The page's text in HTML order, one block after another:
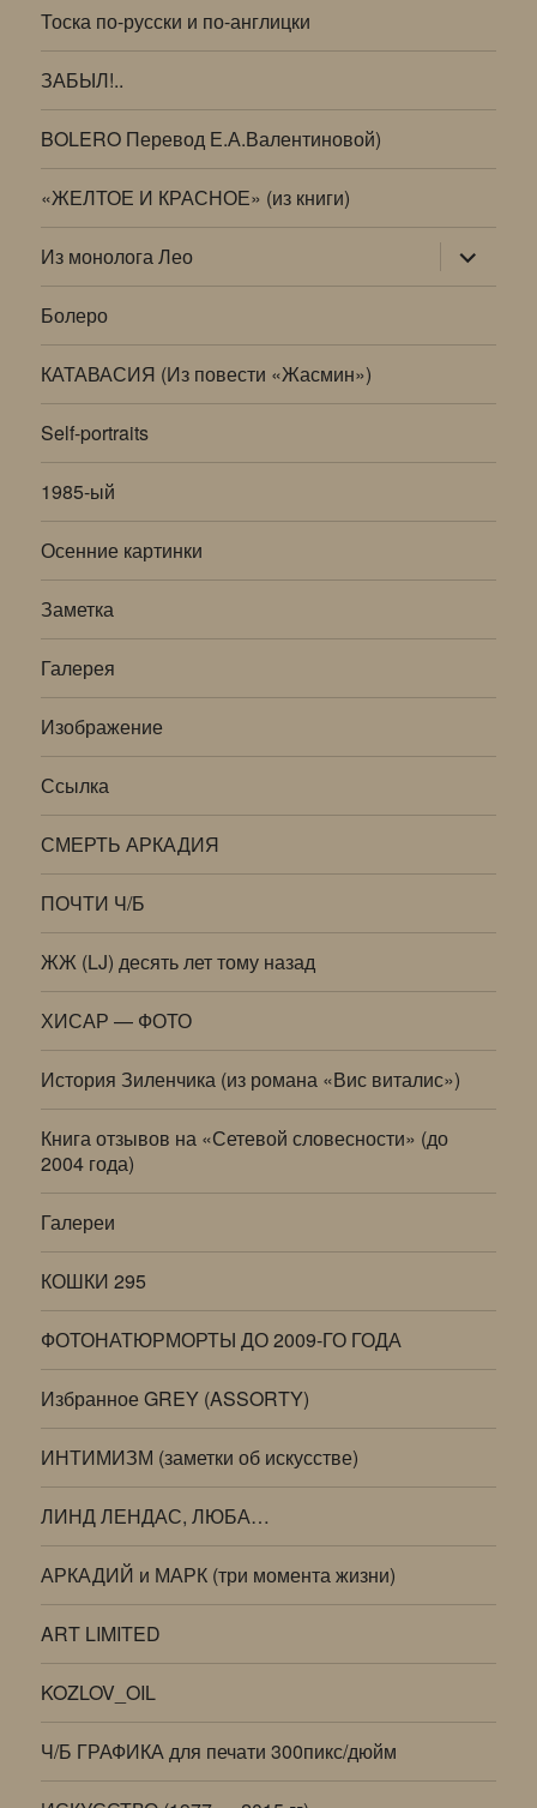
Тоска по-русски и по-англицки
ЗАБЫЛ!..
BOLERO Перевод Е.А.Валентиновой)
«ЖЕЛТОЕ И КРАСНОЕ» (из книги)
Из монолога Лео раскрыть
дочернее
меню
Болеро
КАТАВАСИЯ (Из повести «Жасмин»)
Self-portraits
1985-ый
Осенние картинки
Заметка
Галерея
Изображение
Ссылка
СМЕРТЬ АРКАДИЯ
ПОЧТИ Ч/Б
ЖЖ (LJ) десять лет тому назад
ХИСАР — ФОТО
История Зиленчика (из романа «Вис виталис»)
Книга отзывов на «Сетевой словесности» (до
2004 года)
Галереи
КОШКИ 295
ФОТОНАТЮРМОРТЫ ДО 2009-ГО ГОДА
Избранное GREY (ASSORTY)
ИНТИМИЗМ (заметки об искусстве)
ЛИНД ЛЕНДАС, ЛЮБА…
АРКАДИЙ и МАРК (три момента жизни)
ART LIMITED
KOZLOV_OIL
Ч/Б ГРАФИКА для печати 300пикс/дюйм